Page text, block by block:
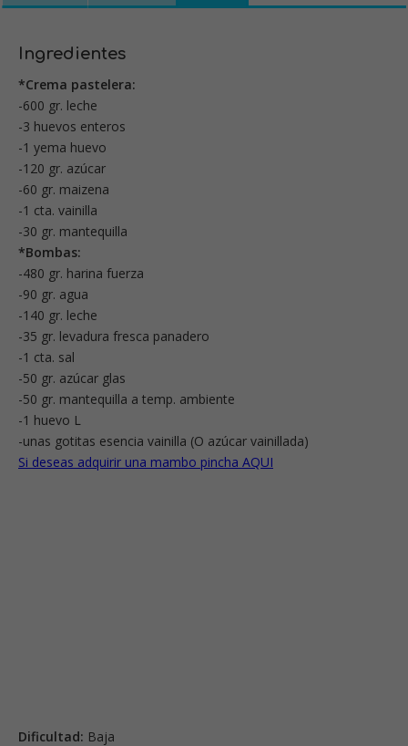
Ingredientes
*Crema pastelera:
-600 gr. leche
-3 huevos enteros
-1 yema huevo
-120 gr. azúcar
-60 gr. maizena
-1 cta. vainilla
-30 gr. mantequilla
*Bombas:
-480 gr. harina fuerza
-90 gr. agua
-140 gr. leche
-35 gr. levadura fresca panadero
-1 cta. sal
-50 gr. azúcar glas
-50 gr. mantequilla a temp. ambiente
-1 huevo L
-unas gotitas esencia vainilla (O azúcar vainillada)
Si deseas adquirir una mambo pincha AQUI
Dificultad: Baja